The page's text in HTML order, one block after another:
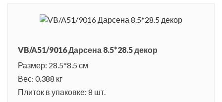
VB/A51/9016 Дарсена 8.5*28.5 декор
Размер: 28.5*8.5 см
Вес: 0.388 кг
Плиток в упаковке: 8 шт.